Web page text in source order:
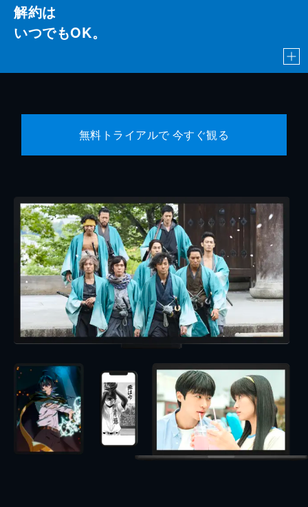
解約は
いつでもOK。
無料トライアルで 今すぐ観る